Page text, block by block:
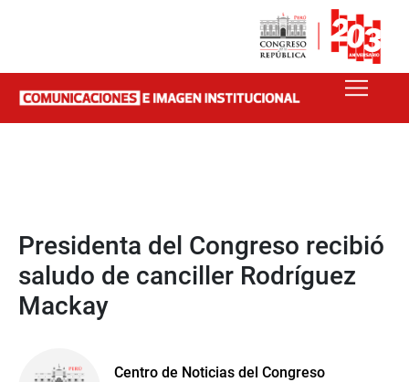
Presidenta del Congreso recibió
saludo de canciller Rodríguez
Mackay
Centro de Noticias del Congreso